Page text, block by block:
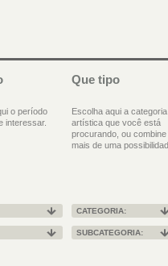
o período
interessar.
Que tipo
Escolha aqui a categoria
artística que você está
procurando, ou combine
mais de uma
CATEGORIA:
SUBCATEGORIA: